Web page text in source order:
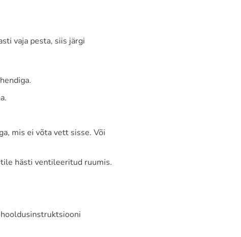
vaja pesta, siis järgi
mis ei võta vett sisse. Või
hästi ventileeritud ruumis.